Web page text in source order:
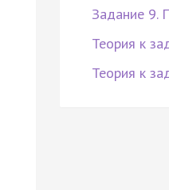
Задание 9.
Теория к
Теория к